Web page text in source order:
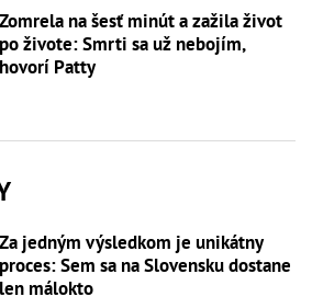
Zomrela na šesť minút a zažila život
po živote: Smrti sa už nebojím,
hovorí Patty
Za jedným výsledkom je unikátny
proces: Sem sa na Slovensku dostane
len málokto